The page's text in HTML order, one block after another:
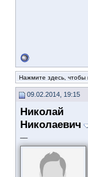
Нажмите здесь, чтобы
09.02.2014, 19:15
Николай
Николаевич